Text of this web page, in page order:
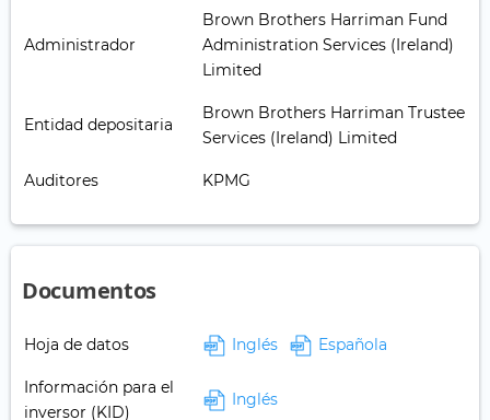
Administrador
Brown Brothers Harriman Fund
Administration Services (Ireland)
Limited
Entidad depositaria
Brown Brothers Harriman Trustee
Services (Ireland) Limited
Auditores KPMG
Documentos
Hoja de datos Inglés Española
Información para el
inversor (KID)
Inglés